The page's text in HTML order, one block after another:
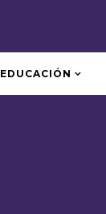
EDUCACIÓN